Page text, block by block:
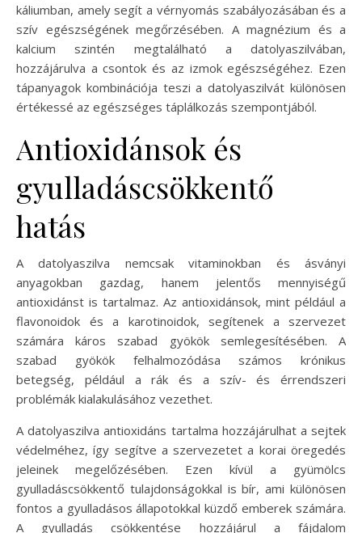
káliumban, amely segít a vérnyomás szabályozásában és a
szív egészségének megőrzésében. A magnézium és a
kalcium szintén megtalálható a datolyaszilvában,
hozzájárulva a csontok és az izmok egészségéhez. Ezen
tápanyagok kombinációja teszi a datolyaszilvát különösen
értékessé az egészséges táplálkozás szempontjából.
Antioxidánsok és
gyulladáscsökkentő
hatás
A datolyaszilva nemcsak vitaminokban és ásványi
anyagokban gazdag, hanem jelentős mennyiségű
antioxidánst is tartalmaz. Az antioxidánsok, mint például a
flavonoidok és a karotinoidok, segítenek a szervezet
számára káros szabad gyökök semlegesítésében. A
szabad gyökök felhalmozódása számos krónikus
betegség, például a rák és a szív- és érrendszeri
problémák kialakulásához vezethet.
A datolyaszilva antioxidáns tartalma hozzájárulhat a sejtek
védelméhez, így segítve a szervezetet a korai öregedés
jeleinek megelőzésében. Ezen kívül a gyümölcs
gyulladáscsökkentő tulajdonságokkal is bír, ami különösen
fontos a gyulladásos állapotokkal küzdő emberek számára.
A gyulladás csökkentése hozzájárul a fájdalom